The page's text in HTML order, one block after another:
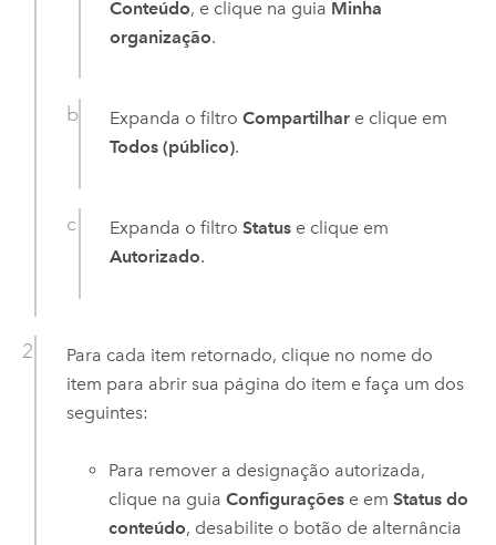
Conteúdo, e clique na guia Minha
organização.
Expanda o filtroCompartilhar e clique em
Todos (público).
Expanda o filtroStatus e clique em
Autorizado.
Para cada item retornado, clique no nome do
item para abrir sua página do item e faça um dos
seguintes:
Para remover a designação autorizada,
clique na guiaConfigurações e emStatus do
conteúdo, desabilite o botão de alternância